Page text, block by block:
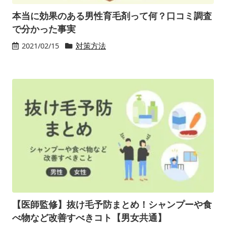
本当に効果のある男性育毛剤って何？口コミ調査
で分かった事実
2021/02/15 対策方法
【医師監修】抜け毛予防まとめ！シャンプーや食
べ物など改善すべきコト【男女共通】